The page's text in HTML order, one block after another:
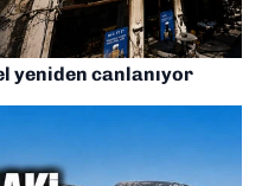
yeniden canlanıyor